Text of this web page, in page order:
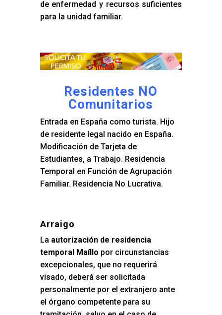
de enfermedad y recursos suficientes
para la unidad familiar.
Residentes NO
Comunitarios
Entrada en España como turista. Hijo
de residente legal nacido en España.
Modificación de Tarjeta de
Estudiantes, a Trabajo. Residencia
Temporal en Función de Agrupación
Familiar. Residencia No Lucrativa.
Arraigo
La autorización de residencia
temporal Maíllo por circunstancias
excepcionales, que no requerirá
visado, deberá ser solicitada
personalmente por el extranjero ante
el órgano competente para su